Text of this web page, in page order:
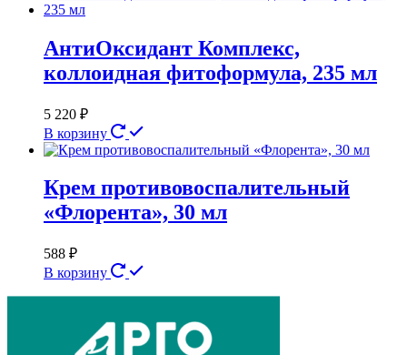
АнтиОксидант Комплекс,
коллоидная фитоформула, 235 мл
5 220 ₽
В корзину
Крем противовоспалительный
«Флорента», 30 мл
588 ₽
В корзину